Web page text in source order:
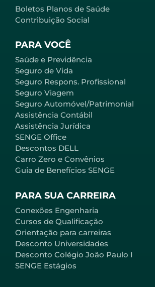
PARA VOCÊ
Saúde e Previdência
Seguro de Vida
Seguro Respons. Profissional
Seguro Viagem
Seguro Automóvel/Patrimonial
Assistência Contábil
Assistência Jurídica
SENGE Office
Descontos DELL
Carro Zero e Convênios
Guia de Benefícios SENGE
PARA SUA CARREIRA
Conexões Engenharia
Cursos de Qualificação
Orientação para carreiras
Desconto Universidades
Desconto Colégio João Paulo I
SENGE Estágios
Boletos Planos de Saúde
Contribuição Social